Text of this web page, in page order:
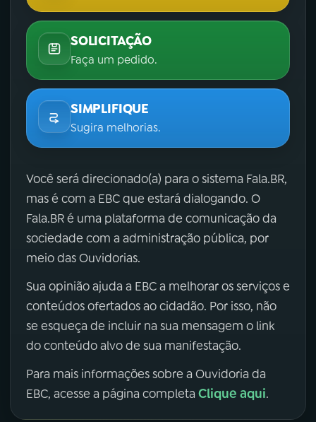
SOLICITAÇÃO
Faça um pedido.
SIMPLIFIQUE
Sugira melhorias.
Você será direcionado(a) para o sistema Fala.BR,
mas é com a EBC que estará dialogando. O
Fala.BR é uma plataforma de comunicação da
sociedade com a administração pública, por
meio das Ouvidorias.
Sua opinião ajuda a EBC a melhorar os serviços e
conteúdos ofertados ao cidadão. Por isso, não
se esqueça de incluir na sua mensagem o link
do conteúdo alvo de sua manifestação.
Para mais informações sobre a Ouvidoria da
EBC, acesse a página completa Clique aqui.